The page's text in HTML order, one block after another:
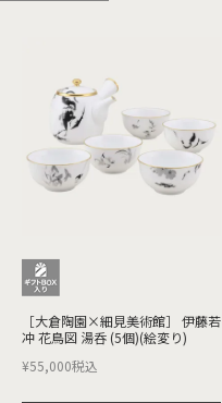
［大倉陶園×細見美術館］ 伊藤若
冲 花鳥図 湯呑 (5個)(絵変り)
¥55,000税込